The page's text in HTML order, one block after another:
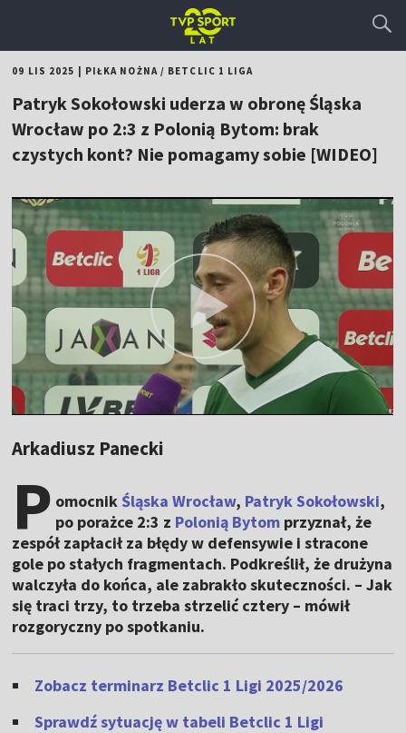
09 LIS 2025 PIŁKA NOŻNA/ BETCLIC 1 LIGA
Patryk Sokołowski uderza w obronę Śląska
Wrocław po 2:3 z Polonią Bytom: brak
czystych kont? Nie pomagamy sobie [WIDEO]
Arkadiusz Panecki
P omocnik Śląska Wrocław, Patryk Sokołowski,
po porażce 2:3 z Polonią Bytom przyznał, że
zespół zapłacił za błędy w defensywie i stracone
gole po stałych fragmentach. Podkreślił, że drużyna
walczyła do końca, ale zabrakło skuteczności. – Jak
się traci trzy, to trzeba strzelić cztery – mówił
rozgoryczny po spotkaniu.
Zobacz terminarz Betclic 1 Ligi 2025/2026
Sprawdź sytuację w tabeli Betclic 1 Ligi